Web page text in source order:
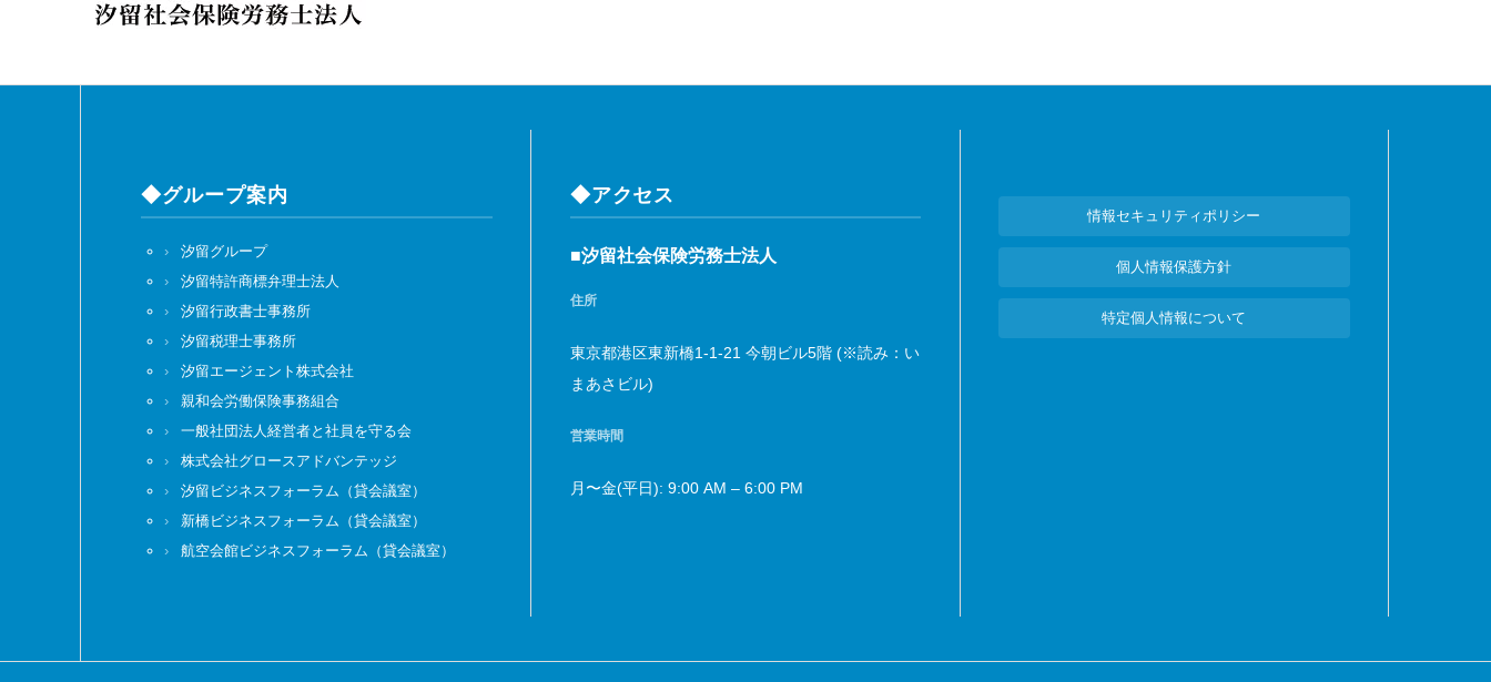
◆グループ案内
汐留グループ
汐留特許商標弁理士法人
汐留行政書士事務所
汐留税理士事務所
汐留エージェント株式会社
親和会労働保険事務組合
一般社団法人経営者と社員を守る会
株式会社グロースアドバンテッジ
汐留ビジネスフォーラム（貸会議室）
新橋ビジネスフォーラム（貸会議室）
航空会館ビジネスフォーラム（貸会議室）
◆アクセス
■汐留社会保険労務士法人
住所
東京都港区東新橋1-1-21 今朝ビル5階 (※読み：い
まあさビル)
営業時間
月〜金(平日): 9:00 AM – 6:00 PM
情報セキュリティポリシー
個人情報保護方針
特定個人情報について